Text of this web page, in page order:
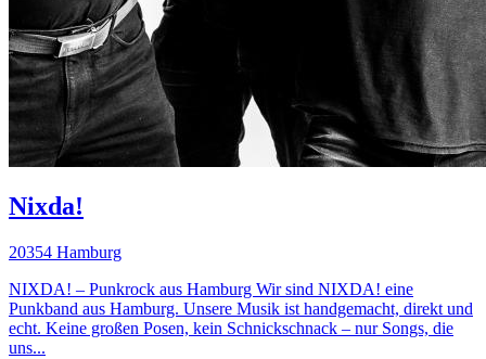
Nixda!
20354 Hamburg
NIXDA! – Punkrock aus Hamburg Wir sind NIXDA! eine
Punkband aus Hamburg. Unsere Musik ist handgemacht, direkt und
echt. Keine großen Posen, kein Schnickschnack – nur Songs, die
uns...